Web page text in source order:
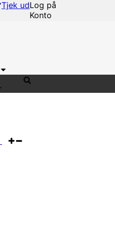
Tjek udLog på
Konto